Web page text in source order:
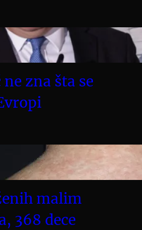
zna šta se
malim
368 dece